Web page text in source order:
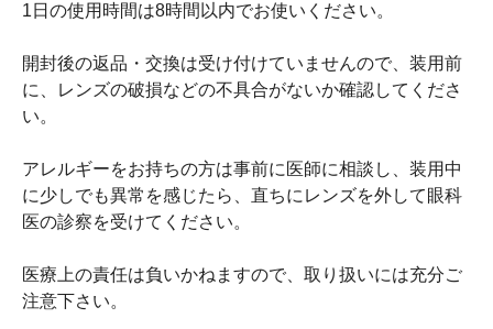
1日の使用時間は8時間以内でお使いください。
開封後の返品・交換は受け付けていませんので、装用前
に、レンズの破損などの不具合がないか確認してくださ
い。
アレルギーをお持ちの方は事前に医師に相談し、装用中
に少しでも異常を感じたら、直ちにレンズを外して眼科
医の診察を受けてください。
医療上の責任は負いかねますので、取り扱いには充分ご
注意下さい。